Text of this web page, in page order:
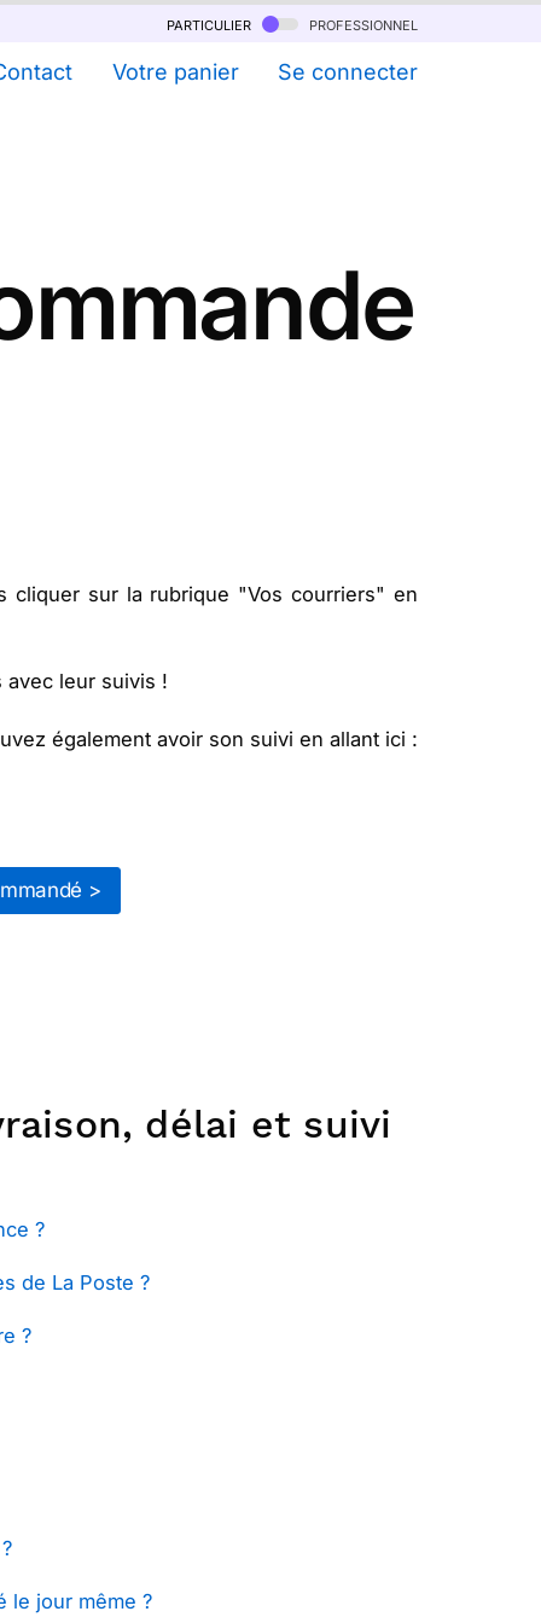
particulier professionnel
Votre panier Se connecter
cliquer sur la rubrique "Vos courriers" en
avec leur suivis !
également avoir son suivi en allant ici :
>
délai et suivi
?
de La Poste ?
?
le jour même ?